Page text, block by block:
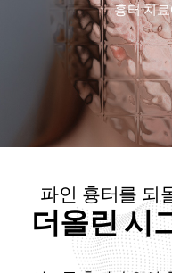
흉터 치
파인 흉터를 되
더올린 시